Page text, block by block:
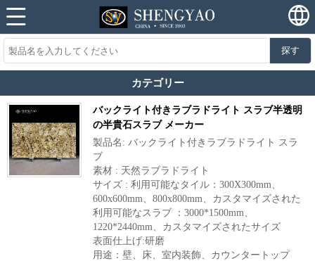
探す
カテゴリー
バックライト付きラブラドライト スラブ半透明
の半貴石スラブ メーカー
製品名: バックライト付きラブラドライト スラ
ブ
素材 : 天然ラブラドライト
サイズ : 利用可能なタイル：300X300mm、
600x600mm、800x800mm、カスタマイズされた
利用可能なスラブ ：3000*1500mm、
1220*2440mm、カスタマイズされたサイズ
表面仕上げ:研磨
用途：壁、床、室内装飾、カウンタートップ